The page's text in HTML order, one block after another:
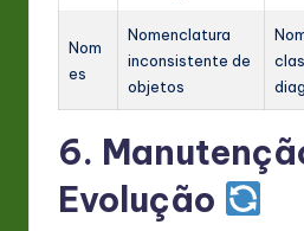
Nom
es
Nomenclatura
inconsistente de
objetos
6.
Evolução